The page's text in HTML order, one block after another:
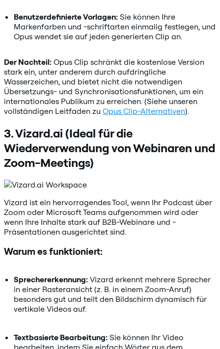
Benutzerdefinierte Vorlagen: Sie können Ihre
Markenfarben und -schriftarten einmalig festlegen, und
Opus wendet sie auf jeden generierten Clip an.
Der Nachteil: Opus Clip schränkt die kostenlose Version
stark ein, unter anderem durch aufdringliche
Wasserzeichen, und bietet nicht die notwendigen
Übersetzungs- und Synchronisationsfunktionen, um ein
internationales Publikum zu erreichen. (Siehe unseren
vollständigen Leitfaden zu Opus Clip-Alternativen).
3. Vizard.ai (Ideal für die
Wiederverwendung von Webinaren und
Zoom-Meetings)
Vizard ist ein hervorragendes Tool, wenn Ihr Podcast über
Zoom oder Microsoft Teams aufgenommen wird oder
wenn Ihre Inhalte stark auf B2B-Webinare und -
Präsentationen ausgerichtet sind.
Warum es funktioniert:
Sprechererkennung: Vizard erkennt mehrere Sprecher
in einer Rasteransicht (z. B. in einem Zoom-Anruf)
besonders gut und teilt den Bildschirm dynamisch für
vertikale Videos auf.
Textbasierte Bearbeitung: Sie können Ihr Video